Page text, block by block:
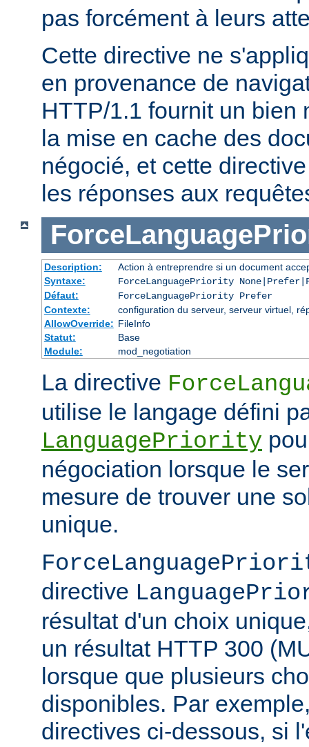
pas forcément à leurs
Cette directive ne
en provenance de
HTTP/1.1 fournit un bien
la mise en cache des
négocié, et cette
les réponses aux
Description:
Action à entreprendre si un document
Syntaxe:
ForceLanguagePriority
Défaut:
ForceLanguagePriority Prefer
Contexte:
configuration du serveur, serveur virtuel,
AllowOverride: FileInfo
Statut:
Base
Module:
mod_negotiation
La directive
utilise le langage défini
LanguagePriority
négociation lorsque le
mesure de trouver une
unique.
directive
résultat d'un choix
un résultat HTTP 300
lorsque que plusieurs
disponibles. Par
directives ci-dessous, si